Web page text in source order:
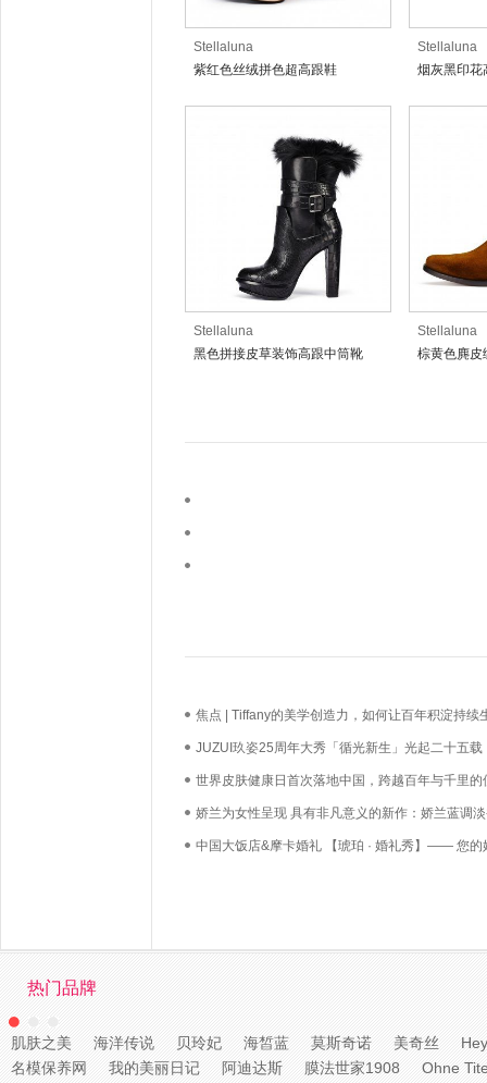
Stellaluna
紫红色丝绒拼色超高跟鞋
Stellaluna
烟灰黑印花
Stellaluna
黑色拼接皮草装饰高跟中筒靴
Stellaluna
棕黄色麂皮
焦点 | Tiffany的美学创造力，如何让百年积淀持续
长？
JUZUI玖姿25周年大秀「循光新生」光起二十五载
启新生优雅
世界皮肤健康日首次落地中国，跨越百年与千里的
必达
娇兰为女性呈现 具有非凡意义的新作：娇兰蓝调
中国大饭店&摩卡婚礼 【琥珀 · 婚礼秀】—— 您的
热门品牌
肌肤之美 海洋传说 贝玲妃 海皙蓝 莫斯奇诺 美奇丝
名模保养网
我的美丽日记 阿迪达斯 膜法世家1908 Ohne